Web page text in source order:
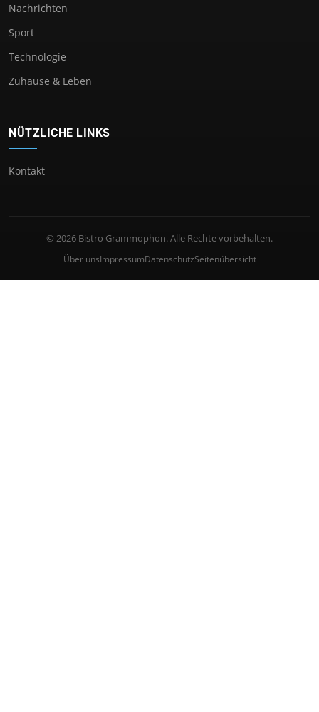
Nachrichten
Sport
Technologie
Zuhause & Leben
NÜTZLICHE LINKS
Kontakt
© 2026 Bistro Grammophon. Alle Rechte vorbehalten.
Über unsImpressumDatenschutzSeitenübersicht